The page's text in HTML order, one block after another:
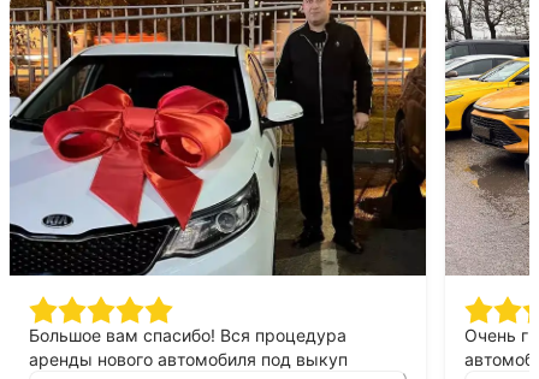
Большое вам спасибо! Вся процедура
аренды нового автомобиля под выкуп
Очень